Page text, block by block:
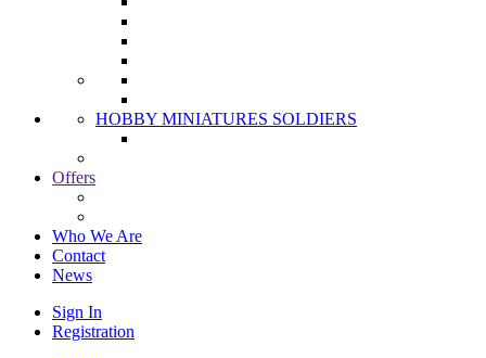
HOBBY MINIATURES SOLDIERS
Offers
Who We Are
Contact
News
Sign In
Registration